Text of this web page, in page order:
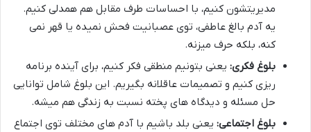
مدیریتشون کنیم، با احساسات طرف مقابل هم همدلی کنیم.
یه آدم بالغ عاطفی، توی عصبانیت فحش نمیده یا قهر نمی
کنه، بلکه حرف میزنه.
بلوغ فکری: یعنی بتونیم منطقی فکر کنیم، برای آینده برنامه
ریزی کنیم و تصمیمات عاقلانه بگیریم. این بلوغ شامل توانایی
حل مسئله و دیدگاه های پخته نسبت به زندگی هم میشه.
بلوغ اجتماعی: یعنی بلد باشیم با آدم های مختلف توی اجتماع